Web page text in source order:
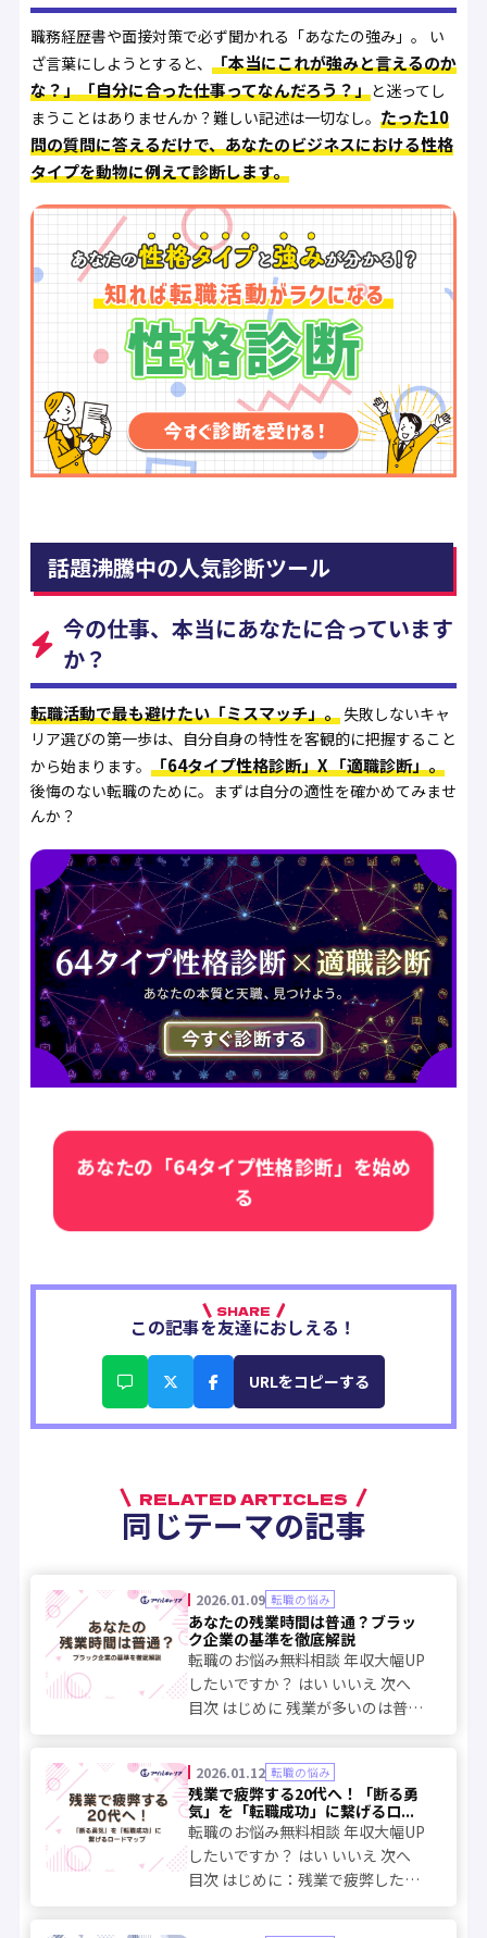
職務経歴書や面接対策で必ず聞かれる「あなたの強み」。 い
ざ言葉にしようとすると、 「本当にこれが強みと言えるのか
な？」「自分に合った仕事ってなんだろう？」と迷ってし
まうことはありませんか？難しい記述は一切なし。 たった10
問の質問に答えるだけで、あなたのビジネスにおける性格
タイプを動物に例えて診断します。
話題沸騰中の人気診断ツール
今の仕事、本当にあなたに合っています
か？
転職活動で最も避けたい「ミスマッチ」。失敗しないキャ
リア選びの第一歩は、自分自身の特性を客観的に把握すること
から始まります。 「64タイプ性格診断」X 「適職診断」。
後悔のない転職のために。まずは自分の適性を確かめてみませ
んか？
あなたの「64タイプ性格診断」を始め
る
SHARE
この記事を友達におしえる！
URLをコピーする
RELATED ARTICLES
同じテーマの記事
2026.01.09 転職の悩み
あなたの残業時間は普通？ブラッ
ク企業の基準を徹底解説
転職のお悩み無料相談 年収大幅UP
したいですか？ はい いいえ 次へ
目次 はじめに 残業が多いのは普
ションしてみよう 残業が多いのは
あなたのせいではない！ 働きやす
さ抜群...
2026.01.12 転職の悩み
残業で疲弊する20代へ！「断る勇
気」を「転職成功」に繋げるロ...
転職のお悩み無料相談 年収大幅UP
したいですか？ はい いいえ 次へ
目次 はじめに：残業で疲弊したあ